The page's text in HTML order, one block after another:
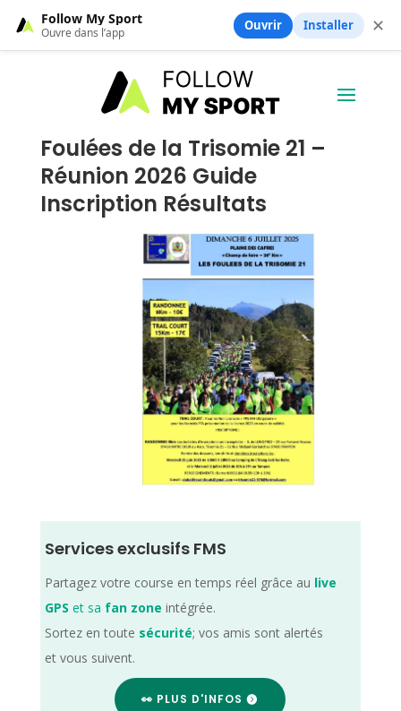
Foulées de la Trisomie 21 –
Réunion 2026 Guide
Inscription Résultats
Services exclusifs FMS
Partagez votre course en temps réel grâce au live
GPS et sa fan zone intégrée.
Sortez en toute sécurité; vos amis sont alertés
et vous suivent.
👀 PLUS D'INFOS
Follow My Sport
Ouvre dans l’app Ouvrir Installer ✕